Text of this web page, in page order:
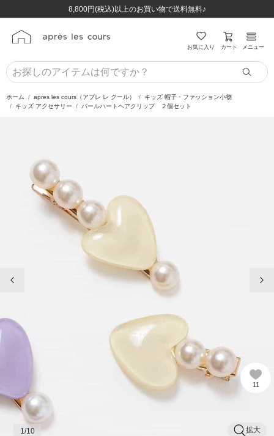
8,800円(税込)以上のお買い物で送料無料♪
ほぼ全品半額！！8/12(水)お昼12:59まで！！
8,800円(税込)以上のお買い物で送料無料♪
ほぼ全品半額！！8/12(水)お昼12:59まで！！
お気に入り カート メニュー
ホーム apres les cours（アプレ レ クール）
キッズ 帽子・ファッション小物
キッズ アクセサリー
パールハートヘアクリップ ２個セット
11
拡大
1 /10